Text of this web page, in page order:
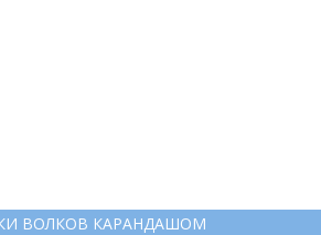
ВОЛКОВ КАРАНДАШОМ